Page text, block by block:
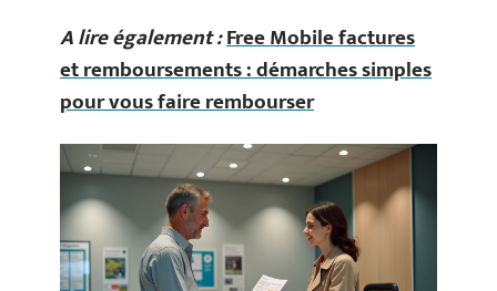
A lire également :Free Mobile factures
et remboursements : démarches simples
pour vous faire rembourser